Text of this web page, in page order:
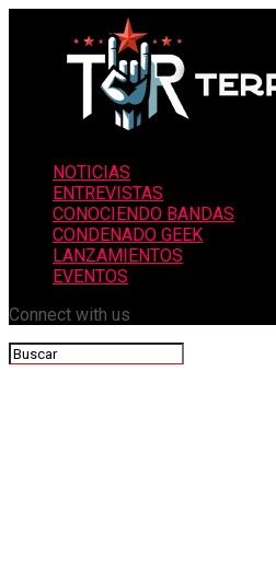
NOTICIAS
ENTREVISTAS
CONOCIENDO BANDAS
CONDENADO GEEK
LANZAMIENTOS
EVENTOS
Connect with us